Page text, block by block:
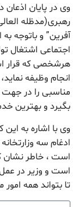
وی در پایان
رهبری(مدظله
آفرین” و باتوجه
اجتماعی اشتغال
هرشخصی که قرار
انجام وظیفه
مناسبی را در
بگیرد و بهترین
وی با اشاره به این
ادغام سه
است ، خاطر نشان
است و وزیر در
تا بتواند همه